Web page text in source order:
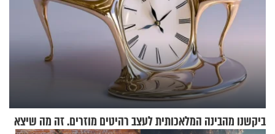
ביקשנו מהבינה המלאכותית לעצב רהיטים מוזרים. זה מה שיצא